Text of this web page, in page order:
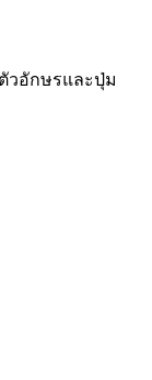
วอักษรและปุ่ม